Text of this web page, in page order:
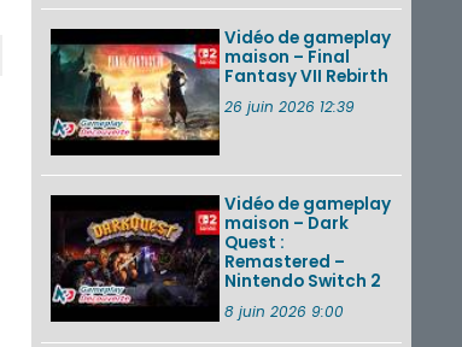
août 2026...
Les sorties eShop de
la semaine 31 de
2026 (Xenoblade
Chronicles 2 –
VOIR PLUS DE NEWS
Vidéo de gameplay
maison – Final
Fantasy VII Rebirth
26 juin 2026 12:39
Vidéo de gameplay
maison – Dark
Quest :
Remastered –
Nintendo Switch 2
8 juin 2026 9:00